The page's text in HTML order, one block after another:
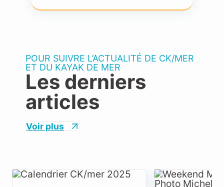
POUR SUIVRE L’ACTUALITÉ DE CK/MER
ET DU KAYAK DE MER
Les derniers
articles
Voir plus